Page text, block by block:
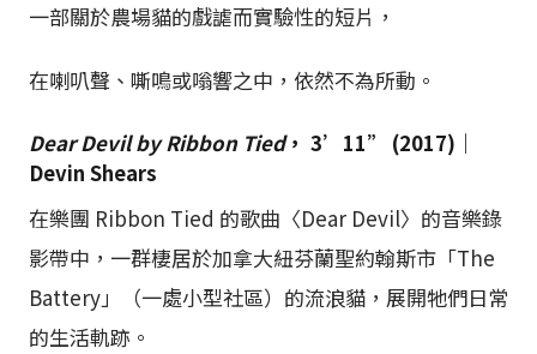
一部關於農場貓的戲謔而實驗性的短片，
在喇叭聲、嘶鳴或嗡響之中，依然不為所動。
Dear Devil by Ribbon Tied， 3’11” (2017)｜
Devin Shears
在樂團 Ribbon Tied 的歌曲〈Dear Devil〉的音樂錄
影帶中，一群棲居於加拿大紐芬蘭聖約翰斯市「The
Battery」（一處小型社區）的流浪貓，展開牠們日常
的生活軌跡。